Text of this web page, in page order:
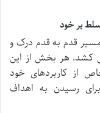
بر خود
قدم به قدم درک و
کشد. هر بخش از این
از کاربردهای خود
رسیدن به اهداف